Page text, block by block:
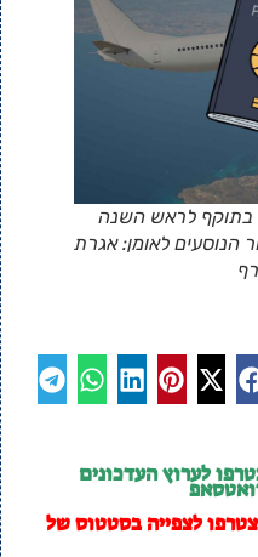
בתוקף לראש השנה
הנוסעים לאומן: אגרת
לערוץ העדכונים
לצפייה בסטטוס של